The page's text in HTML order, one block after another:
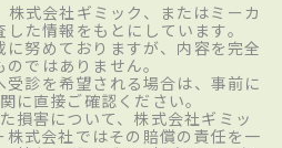
式会社ギミック、またはミーカ
た情報をもとにしています。
努めておりますが、内容を完全
ではありません。
診を希望される場合は、事前に
に直接ご確認ください。
損害について、株式会社ギミッ
式会社ではその賠償の責任を一